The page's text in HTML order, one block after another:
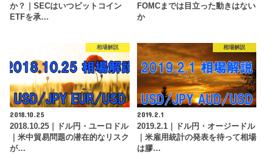
か？｜SECはいつビットコイン
ETFを承…
FOMCまでは目立った動きはない
か
相場解説
2018.10.25
2018.10.25｜ドル円・ユーロドル
｜米中貿易問題の潜在的なリスク
が…
相場解説
2019.2.1
2019.2.1｜ドル円・オージードル
｜米雇用統計の発表を待って相場
は膠…